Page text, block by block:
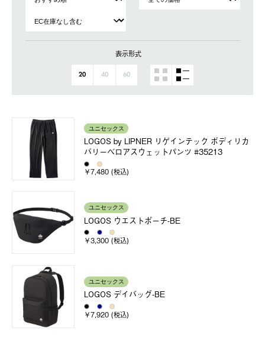
表示形式
20 40 60
ユニセックス
LOGOS by LIPNER リゲインテック ボディリカ
バリーベロアスウェットパンツ #35213
￥7,480 (税込)
ユニセックス
LOGOS ウエストポーチ-BE
￥3,300 (税込)
ユニセックス
LOGOS デイバッグ-BE
￥7,920 (税込)